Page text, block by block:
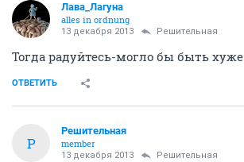
Лава_Лагуна
alles in ordnung
13 декабря 2013 Решительная
Тогда радуйтесь-могло бы быть хуже
ОТВЕТИТЬ
Р
Решительная
member
13 декабря 2013 Решительная